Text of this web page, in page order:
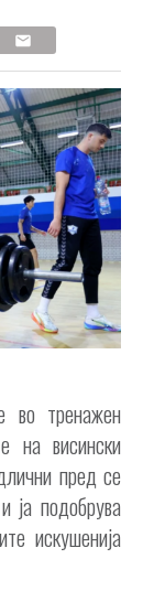
во тренажен
на висински
пред сe
ја подобрува
искушенија